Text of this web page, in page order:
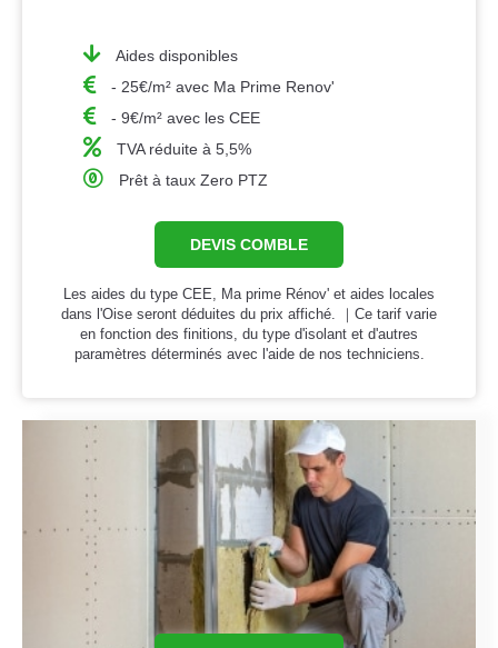
Aides disponibles
- 25€/m² avec Ma Prime Renov'
- 9€/m² avec les CEE
TVA réduite à 5,5%
Prêt à taux Zero PTZ
DEVIS COMBLE
Les aides du type CEE, Ma prime Rénov' et aides locales
dans l'Oise seront déduites du prix affiché. ｜Ce tarif varie
en fonction des finitions, du type d'isolant et d'autres
paramètres déterminés avec l'aide de nos techniciens.